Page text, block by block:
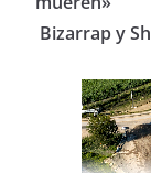
o
k
Bizarrap y